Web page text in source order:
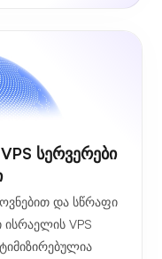
Სერვერები
და სწრაფი
ისრაელის VPS